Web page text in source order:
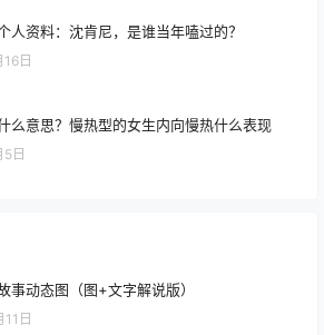
人资料：沈肯尼，是谁当年嗑过的？
日
么意思？慢热型的女生内向慢热什么表现
日
事动态图（图+文字解说版）
日